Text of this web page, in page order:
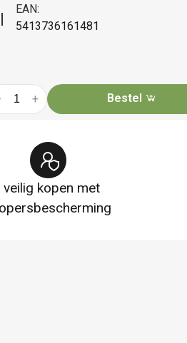
EAN:
5413736161481
+ Bestel
veilig kopen met